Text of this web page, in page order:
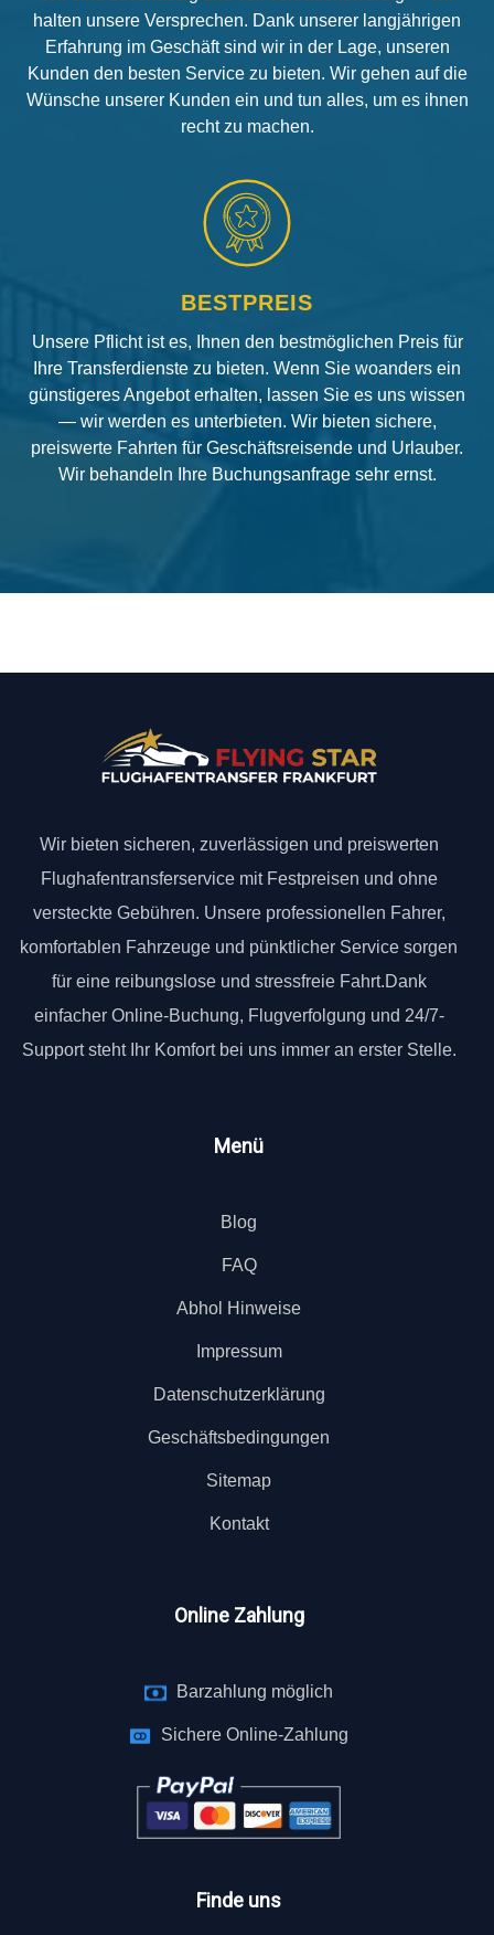
halten unsere Versprechen. Dank unserer langjährigen
Erfahrung im Geschäft sind wir in der Lage, unseren
Kunden den besten Service zu bieten. Wir gehen auf die
Wünsche unserer Kunden ein und tun alles, um es ihnen
recht zu machen.
BESTPREIS
Unsere Pflicht ist es, Ihnen den bestmöglichen Preis für
Ihre Transferdienste zu bieten. Wenn Sie woanders ein
günstigeres Angebot erhalten, lassen Sie es uns wissen
— wir werden es unterbieten. Wir bieten sichere,
preiswerte Fahrten für Geschäftsreisende und Urlauber.
Wir behandeln Ihre Buchungsanfrage sehr ernst.
Wir bieten sicheren, zuverlässigen und preiswerten
Flughafentransferservice mit Festpreisen und ohne
versteckte Gebühren. Unsere professionellen Fahrer,
komfortablen Fahrzeuge und pünktlicher Service sorgen
für eine reibungslose und stressfreie Fahrt.Dank
einfacher Online-Buchung, Flugverfolgung und 24/7-
Support steht Ihr Komfort bei uns immer an erster Stelle.
Menü
Blog
FAQ
Abhol Hinweise
Impressum
Datenschutzerklärung
Geschäftsbedingungen
Sitemap
Kontakt
Online Zahlung
Barzahlung möglich
Sichere Online-Zahlung
Finde uns